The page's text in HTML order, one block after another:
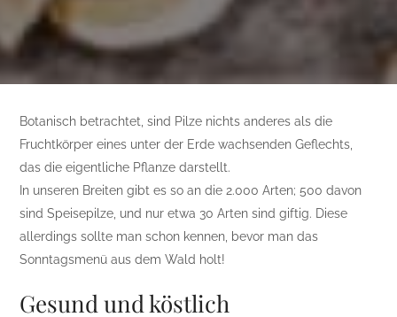
Botanisch betrachtet, sind Pilze nichts anderes als die
Fruchtkörper eines unter der Erde wachsenden Geflechts,
das die eigentliche Pflanze darstellt.
In unseren Breiten gibt es so an die 2.000 Arten; 500 davon
sind Speisepilze, und nur etwa 30 Arten sind giftig. Diese
allerdings sollte man schon kennen, bevor man das
Sonntagsmenü aus dem Wald holt!
Gesund und köstlich